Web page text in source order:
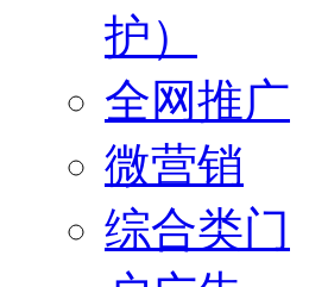
护）
全网推广
微营销
综合类门